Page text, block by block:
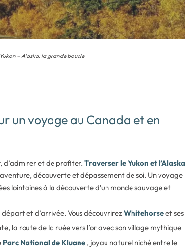
– Alaska: la grande boucle
un voyage au Canada et en
d’admirer et de profiter. Traverser le Yukon et l’Alaska
découverte et dépassement de soi. Un voyage
lointaines à la découverte d’un monde sauvage et
et d’arrivée. Vous découvrirezWhitehorseet ses
la route de la ruée vers l’or avec son village mythique
Parc National de Kluane , joyau naturel niché entre le